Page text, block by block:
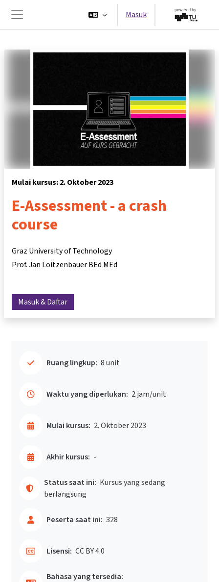
Panel samping
Masuk
Mulai kursus: 2. Oktober 2023
E-Assessment - a crash
course
Graz University of Technology
Prof. Jan Loitzenbauer BEd MEd
Masuk & Daftar
Ruang lingkup: 8 unit
Waktu yang diperlukan: 2 jam/unit
Mulai kursus: 2. Oktober 2023
Akhir kursus: -
Status saat ini: Kursus yang sedang
berlangsung
Peserta saat ini: 328
Lisensi: CC BY 4.0
Bahasa yang tersedia: